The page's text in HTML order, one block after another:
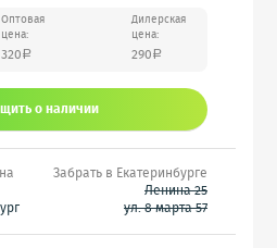
Оптовая
цена:
320 a
Дилерская
цена:
290 a
o наличии
Забрать в Екатеринбурге
Ленина 25
ул. 8 марта 57